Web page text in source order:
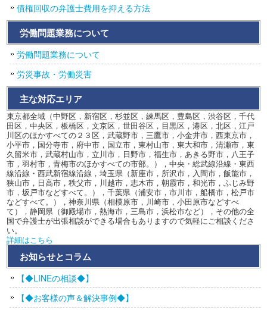
債権回収の弁護士費用を抑える方法
労働問題業務について
労働問題業務について
労災事故・労働災害
主な対応エリア
東京都全域（中野区，新宿区，杉並区，練馬区，豊島区，渋谷区，千代
田区，中央区，板橋区，文京区，世田谷区，目黒区，港区，北区，江戸
川区のほかすべての２３区，武蔵野市，三鷹市，小金井市，西東京市，
小平市，国分寺市，府中市，国立市，東村山市，東大和市，清瀬市，東
久留米市，武蔵村山市，立川市，日野市，福生市，あきる野市，八王子
市，羽村市，青梅市のほかすべての市部。），中央・総武線沿線・東西
線沿線・西武新宿線沿線，埼玉県（新座市，所沢市，入間市，飯能市，
狭山市，日高市，秩父市，川越市，志木市，朝霞市，和光市，ふじみ野
市，坂戸市などすべて。），千葉県（浦安市，市川市，船橋市，松戸市
などすべて。），神奈川県（相模原市，川崎市，小田原市などすべ
て），静岡県（御殿場市，熱海市，三島市，浜松市など），その他の全
国で弁護士が出張相談ができる場合もありますので気軽にご相談くださ
い。
詳細はこちら
お知らせとコラム
【◆LINEの相談◆】
【◆お客様の声＆解決事例◆】